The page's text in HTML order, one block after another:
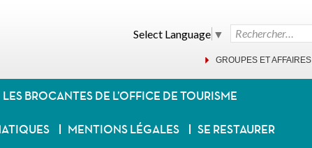
Rechercher :
Select Language ▼
GROUPES ET AFFAIRES
LES BROCANTES DE L’OFFICE DE TOURISME
MENTIONS LÉGALES SE RESTAURER